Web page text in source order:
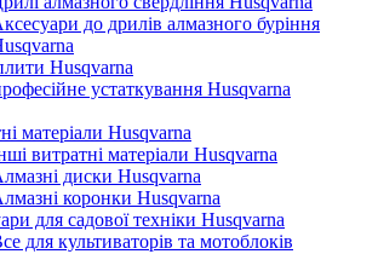
до дрилів алмазного буріння
Husqvarna
устаткування Husqvarna
матеріали Husqvarna
витратні матеріали Husqvarna
диски Husqvarna
коронки Husqvarna
для садової техніки Husqvarna
для культиваторів та мотоблоків